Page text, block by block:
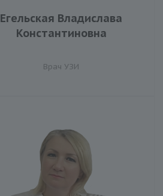
Егельская Владислава
Константиновна
Врач УЗИ